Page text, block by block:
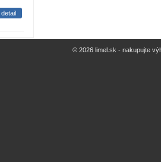
© 2026 limel.sk - nakupujte